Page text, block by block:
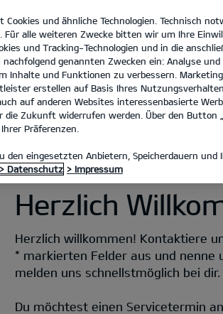
KONTAKT
KONTAKT
Herzlich
Herzlich willkommen! Kontaktiere
* markierten Felder aus und nenne
melden uns schnellstmöglich bei dir.
Du möchtest einen Servicetermin
Cookies und ähnliche Technologien. Technisch
alle weiteren Zwecke bitten wir um Ihre
und Tracking-Technologien und in die
genannten Zwecken ein: Analyse
Inhalte und Funktionen zu verbessern.
erstellen auf Basis Ihres
auf anderen Websites interessenbasierte
Zukunft widerrufen werden. Über den Button
Präferenzen.
den eingesetzten Anbietern, Speicherdauern und
> Datenschutz > Impressum